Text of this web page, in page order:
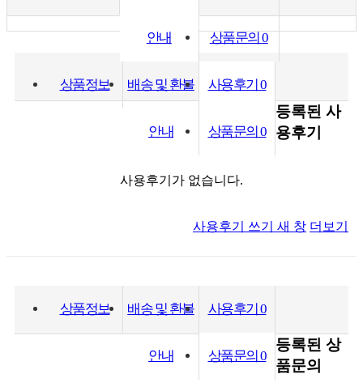
안내 상품문의0
상품정보 배송 및 환불
안내
사용후기 0
상품문의 0
등록된 사
용후기
사용후기가 없습니다.
사용후기 쓰기 새 창 더보기
상품정보 배송 및 환불
안내
사용후기 0
상품문의 0
등록된 상
품문의